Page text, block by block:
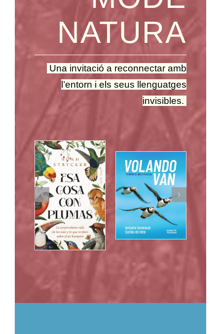
NATURA
Una invitació a reconnectar amb
l’entorn i els seus llenguatges
invisibles.